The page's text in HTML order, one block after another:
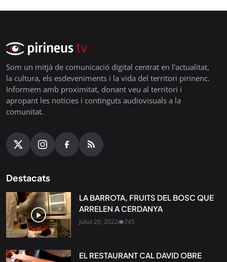
Som un mitjà de comunicació digital centrat en l’actualitat,
la cultura, els esdeveniments i la vida del territori pirinenc.
Informem amb proximitat, donant veu al territori i
apropant les notícies i continguts audiovisuals a la
comunitat.
Destacats
LA BARROTA, FRUITS DEL BOSC QUE
ARRELEN A CERDANYA
Juliol 20, 2022 745
EL RESTAURANT CAL DAVID OBRE